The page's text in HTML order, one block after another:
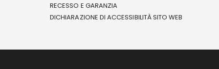
RECESSO E GARANZIA
DICHIARAZIONE DI ACCESSIBILITÀ SITO WEB